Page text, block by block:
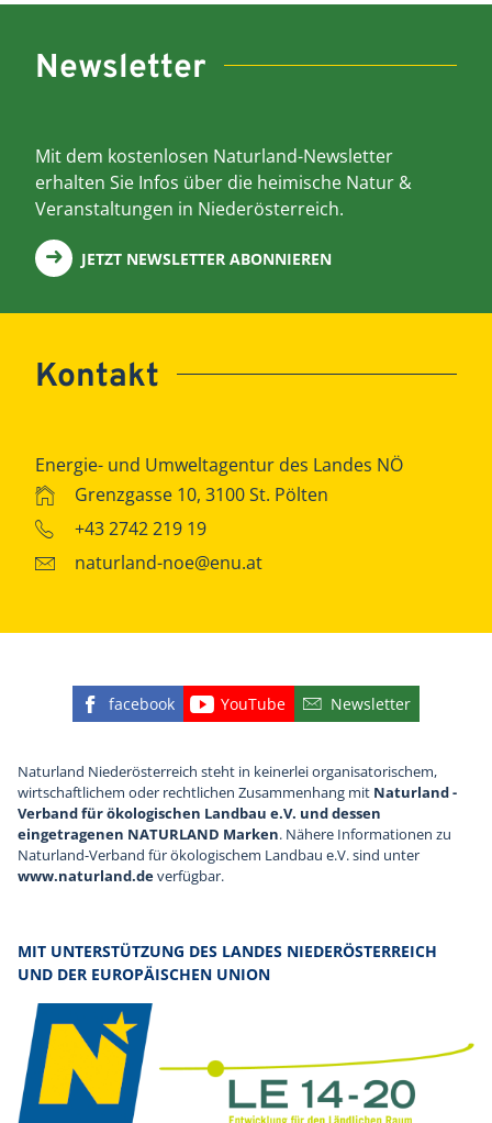
Newsletter
Mit dem kostenlosen Naturland-Newsletter
erhalten Sie Infos über die heimische Natur &
Veranstaltungen in Niederösterreich.
JETZT NEWSLETTER ABONNIEREN
Kontakt
Energie- und Umweltagentur des Landes NÖ
Grenzgasse 10, 3100 St. Pölten
+43 2742 219 19
naturland-noe@enu.at
Finden Sie die eNu auf Facebook
facebook Besuchen Sie den
YouTube Abonnieren Sie
Newsletter
Naturland Niederösterreich steht in keinerlei organisatorischem,
wirtschaftlichem oder rechtlichen Zusammenhang mit Naturland -
Verband für ökologischen Landbau e.V. und dessen
eingetragenen NATURLAND Marken. Nähere Informationen zu
Naturland-Verband für ökologischem Landbau e.V. sind unter
www.naturland.deverfügbar.
MIT UNTERSTÜTZUNG DES LANDES NIEDERÖSTERREICH
UND DER EUROPÄISCHEN UNION